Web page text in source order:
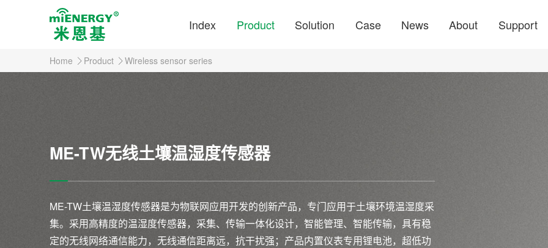
Index Product Solution Case News About Support
Home Product Wireless sensor series
ME-TW无线土壤温湿度传感器
ME-TW土壤温湿度传感器是为物联网应用开发的创新产品，专门应用于土壤环境温湿度采
集。采用高精度的温湿度传感器，采集、传输一体化设计，智能管理、智能传输，具有稳
定的无线网络通信能力，无线通信距离远，抗干扰强；产品内置仪表专用锂电池，超低功